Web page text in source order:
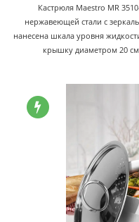
Кастрюля Maestro MR
нержавеющей стали с
нанесена шкала уровня
крышку диаметром 20 см